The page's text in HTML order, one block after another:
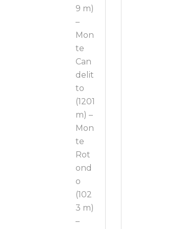
9 m)
–
Mon
te
Can
delit
to
(1201
m) –
Mon
te
Rot
ond
o
(102
3 m)
–